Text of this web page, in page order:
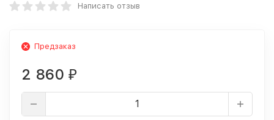
Написать отзыв
Предзаказ
2 860 ₽